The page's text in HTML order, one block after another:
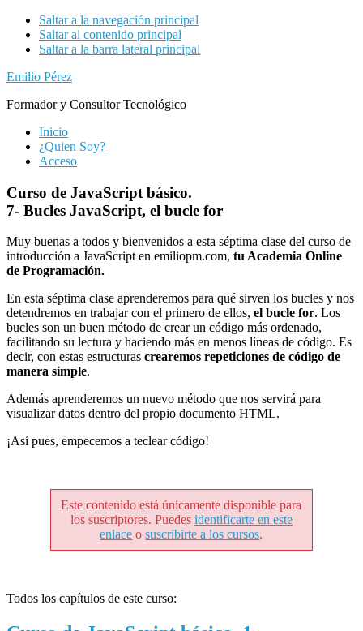
Saltar a la navegación principal
Saltar al contenido principal
Saltar a la barra lateral principal
Emilio Pérez
Formador y Consultor Tecnológico
Inicio
¿Quien Soy?
Acceso
Curso de JavaScript básico.
7- Bucles JavaScript, el bucle for
Muy buenas a todos y bienvenidos a esta séptima clase del curso de
introducción a JavaScript en emiliopm.com, tu Academia Online
de Programación.
En esta séptima clase aprenderemos para qué sirven los bucles y nos
detendremos en trabajar con el primero de ellos, el bucle for. Los
bucles son un buen método de crear un código más ordenado,
facilitando su lectura y haciendo más en menos líneas de código. Es
decir, con estas estructuras crearemos repeticiones de código de
manera simple.
Además aprenderemos un nuevo método que nos servirá para
visualizar datos dentro del propio documento HTML.
¡Así pues, empecemos a teclear código!
Este contenido está únicamente disponible para
los suscriptores. Puedes identificarte en este
enlace osuscribirte a los cursos.
Todos los capítulos de este curso: